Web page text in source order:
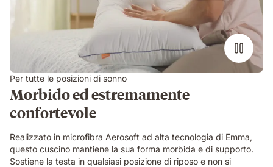
Per tutte le posizioni di sonno
Morbido ed estremamente
confortevole
Realizzato in microfibra Aerosoft ad alta tecnologia di Emma, ​​
questo cuscino mantiene la sua forma morbida e di supporto.
Sostiene la testa in qualsiasi posizione di riposo e non si